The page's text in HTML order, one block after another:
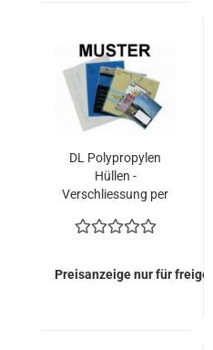
DL Polypropylen
Hüllen -
Verschliessung per
Lasche (1.300
EURO)
Preisanzeige nur für